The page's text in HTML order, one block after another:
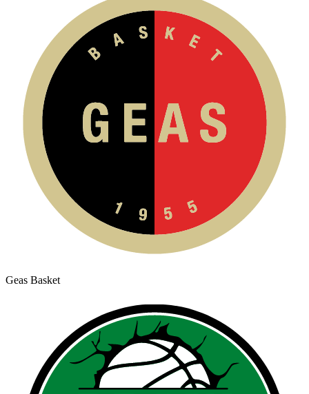
Geas Basket